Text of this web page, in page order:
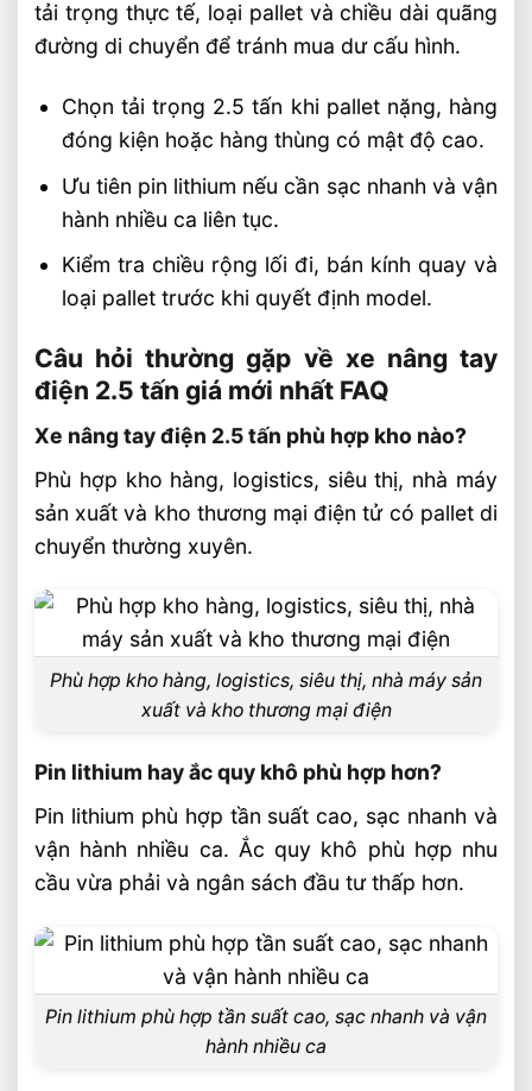
tải trọng thực tế, loại pallet và chiều dài quãng
đường di chuyển để tránh mua dư cấu hình.
Chọn tải trọng 2.5 tấn khi pallet nặng, hàng
đóng kiện hoặc hàng thùng có mật độ cao.
Ưu tiên pin lithium nếu cần sạc nhanh và vận
hành nhiều ca liên tục.
Kiểm tra chiều rộng lối đi, bán kính quay và
loại pallet trước khi quyết định model.
Câu hỏi thường gặp về xe nâng tay
điện 2.5 tấn giá mới nhất FAQ
Xe nâng tay điện 2.5 tấn phù hợp kho nào?
Phù hợp kho hàng, logistics, siêu thị, nhà máy
sản xuất và kho thương mại điện tử có pallet di
chuyển thường xuyên.
Phù hợp kho hàng, logistics, siêu thị, nhà máy sản
xuất và kho thương mại điện
Pin lithium hay ắc quy khô phù hợp hơn?
Pin lithium phù hợp tần suất cao, sạc nhanh và
vận hành nhiều ca. Ắc quy khô phù hợp nhu
cầu vừa phải và ngân sách đầu tư thấp hơn.
Pin lithium phù hợp tần suất cao, sạc nhanh và vận
hành nhiều ca